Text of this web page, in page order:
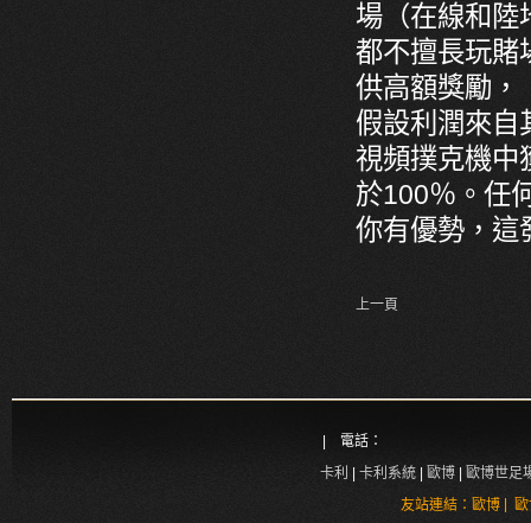
場（在線和陸
都不擅長玩賭
供高額獎勵，
假設利潤來自
視頻撲克機中
於100％。任
你有優勢，這
上一頁
| 電話：
卡利
卡利系統 歐博
歐博世足
友站連結： 歐博|